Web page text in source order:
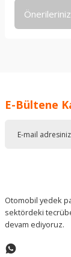
Önerileriniz
Ürün resmi
E-Bültene
Otomobil yedek
sektördeki
devam ediyoruz.